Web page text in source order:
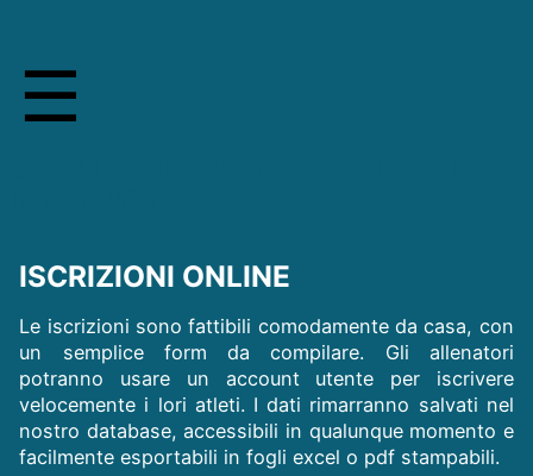
ISCRIZIONI ONLINE
Le iscrizioni sono fattibili comodamente da casa, con
un semplice form da compilare. Gli allenatori
potranno usare un account utente per iscrivere
velocemente i lori atleti. I dati rimarranno salvati nel
nostro database, accessibili in qualunque momento e
facilmente esportabili in fogli excel o pdf stampabili.